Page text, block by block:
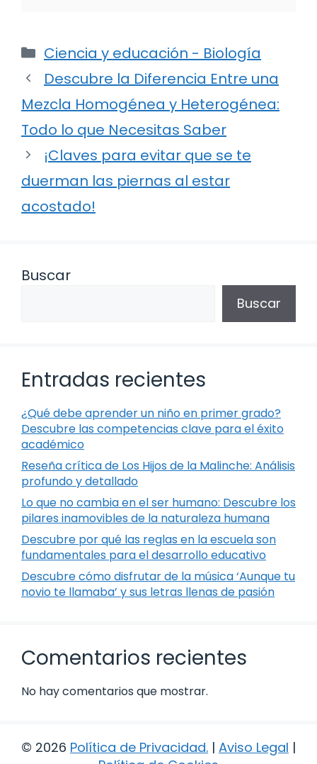
Categorías
Ciencia y educación - Biología
Descubre la Diferencia Entre una
Mezcla Homogénea y Heterogénea:
Todo lo que Necesitas Saber
¡Claves para evitar que se te
duerman las piernas al estar
acostado!
Buscar
Buscar
Entradas recientes
¿Qué debe aprender un niño en primer grado?
Descubre las competencias clave para el éxito
académico
Reseña crítica de Los Hijos de la Malinche: Análisis
profundo y detallado
Lo que no cambia en el ser humano: Descubre los
pilares inamovibles de la naturaleza humana
Descubre por qué las reglas en la escuela son
fundamentales para el desarrollo educativo
Descubre cómo disfrutar de la música ‘Aunque tu
novio te llamaba’ y sus letras llenas de pasión
Comentarios recientes
No hay comentarios que mostrar.
© 2026 Política de Privacidad. | Aviso Legal |